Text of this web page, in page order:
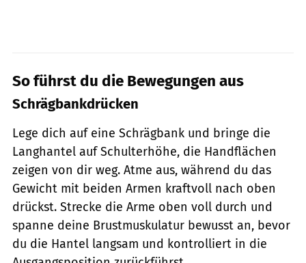
So führst du die Bewegungen aus
Schrägbankdrücken
Lege dich auf eine Schrägbank und bringe die
Langhantel auf Schulterhöhe, die Handflächen
zeigen von dir weg. Atme aus, während du das
Gewicht mit beiden Armen kraftvoll nach oben
drückst. Strecke die Arme oben voll durch und
spanne deine Brustmuskulatur bewusst an, bevor
du die Hantel langsam und kontrolliert in die